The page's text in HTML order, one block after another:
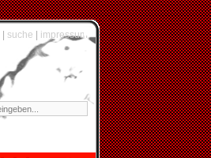
suche impressum